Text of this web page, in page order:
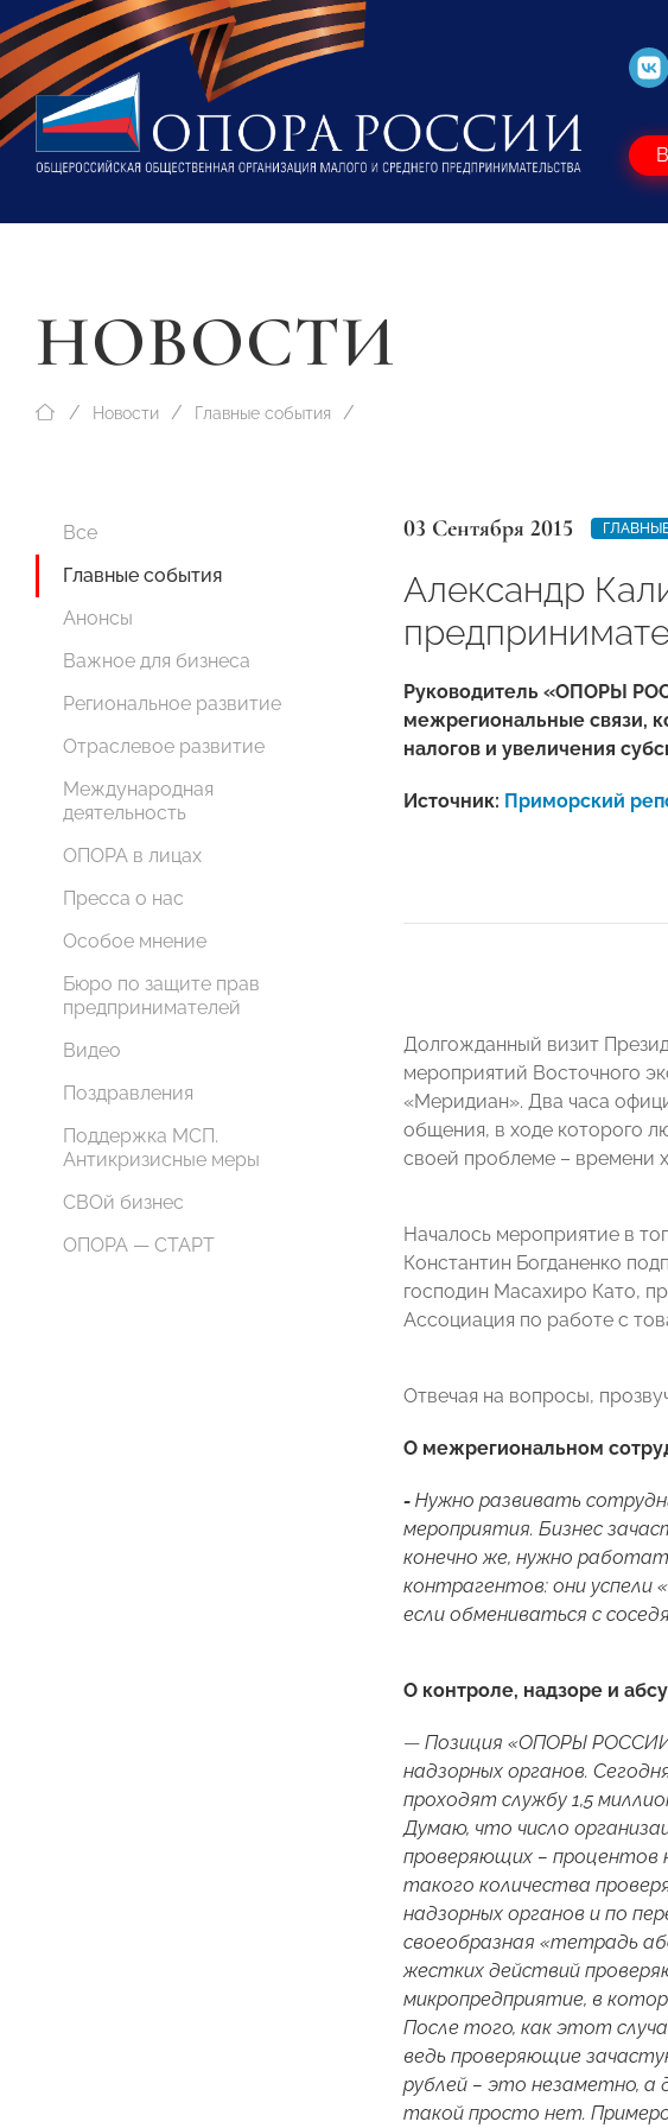
НОВОСТИ
Новости Главные события
Все
Главные события
Анонсы
Важное для бизнеса
Региональное развитие
Отраслевое развитие
Международная
деятельность
ОПОРА в лицах
Пресса о нас
Особое мнение
Бюро по защите прав
предпринимателей
Видео
Поздравления
Поддержка МСП.
Антикризисные меры
СВОй бизнес
ОПОРА — СТАРТ
03 Сентября 2015
Александр
Руководитель «ОПОРЫ
межрегиональные связи,
налогов и увеличения
Источник: Приморский
Долгожданный визит
мероприятий Восточного
«Меридиан». Два часа
общения, в ходе которого
своей проблеме – времени
Началось мероприятие в
Константин Богданенко
господин Масахиро Като,
Ассоциация по работе с
Отвечая на вопросы,
О межрегиональном
- Нужно развивать
мероприятия. Бизнес
конечно же, нужно
контрагентов: они успели
если обмениваться с
О контроле, надзоре и
— Позиция «ОПОРЫ
надзорных органов.
проходят службу 1,5
Думаю, что число
проверяющих – процентов
такого количества
надзорных органов и по
своеобразная «тетрадь
жестких действий
микропредприятие, в
После того, как этот
ведь проверяющие
рублей – это незаметно, а
такой просто нет.